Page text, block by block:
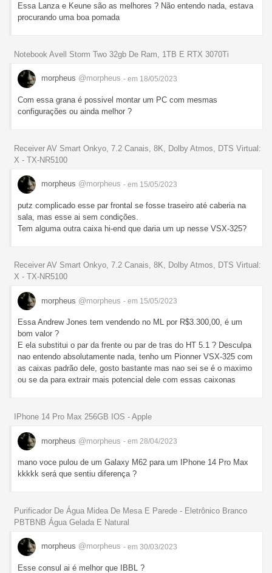
Essa Lanza e Keune são as melhores ? Não entendo nada, estava
procurando uma boa pomada
Notebook Avell Storm Two 32gb De Ram, 1TB E RTX 3070Ti
morpheus @morpheus - em 18/05/2023
Com essa grana é possivel montar um PC com mesmas
configurações ou ainda melhor ?
Receiver AV Smart Onkyo, 7.2 Canais, 8K, Dolby Atmos, DTS Virtual:
X - TX-NR5100
morpheus @morpheus - em 15/05/2023
putz complicado esse par frontal se fosse traseiro até caberia na
sala, mas esse ai sem condições.
Tem alguma outra caixa hi-end que daria um up nesse VSX-325?
Receiver AV Smart Onkyo, 7.2 Canais, 8K, Dolby Atmos, DTS Virtual:
X - TX-NR5100
morpheus @morpheus - em 15/05/2023
Essa Andrew Jones tem vendendo no ML por R$3.300,00, é um
bom valor ?
E ela substitui o par da frente ou par de tras do HT 5.1 ? Desculpa
nao entendo absolutamente nada, tenho um Pionner VSX-325 com
as caixas padrão dele, gosto bastante mas nao sei se é o maximo
ou se da para extrair mais potencial dele com essas caixonas
IPhone 14 Pro Max 256GB IOS - Apple
morpheus @morpheus - em 28/04/2023
mano voce pulou de um Galaxy M62 para um IPhone 14 Pro Max
kkkkk será que sentiu diferença ?
Purificador De Água Midea De Mesa E Parede - Eletrônico Branco
PBTBNB Água Gelada E Natural
morpheus @morpheus - em 30/03/2023
Esse consul ai é melhor que IBBL ?